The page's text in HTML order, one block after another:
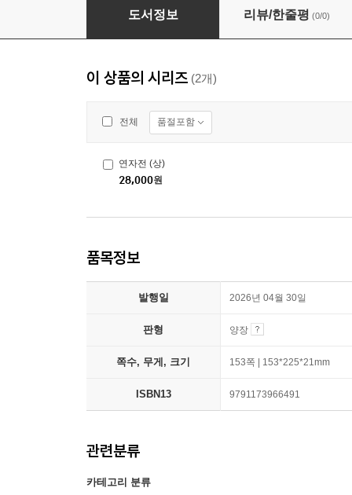
연자전 (하)
도서정보 리뷰/한줄평 (0/0)
이 상품의 시리즈 (2개)
전체 품절포함
연자전 (상)
28,000원
품목정보
발행일 2026년 04월 30일
판형 양장
쪽수, 무게, 크기 153쪽 | 153*225*21mm
ISBN13 9791173966491
관련분류
카테고리 분류